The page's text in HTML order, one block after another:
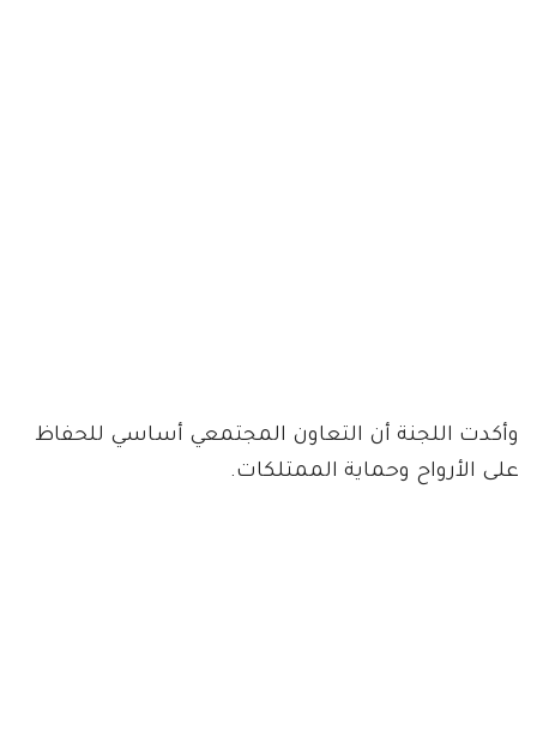
وأكدت اللجنة أن التعاون المجتمعي أساسي للحفاظ
على الأرواح وحماية الممتلكات.